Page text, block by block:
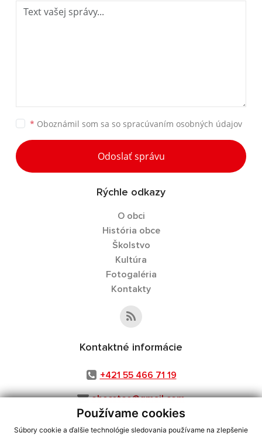
Používame cookies
Súbory cookie a ďalšie technológie sledovania používame na zlepšenie
* Oboznámil som sa so spracúvaním osobných údajov
Odoslať správu
Rýchle odkazy
O obci
História obce
Školstvo
Kultúra
Fotogaléria
Kontakty
Kontaktné informácie
+421 55 466 71 19
obecstos@gmail.com